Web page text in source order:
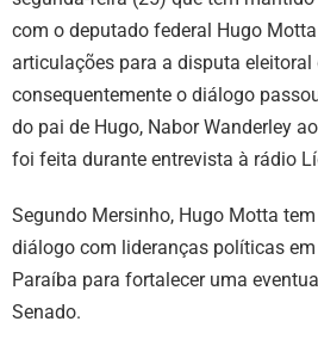
com o deputado federal Hugo
articulações para a disputa eleitoral
consequentemente o diálogo
do pai de Hugo, Nabor Wanderley
foi feita durante entrevista à rádio
Segundo Mersinho, Hugo Motta
diálogo com lideranças políticas
Paraíba para fortalecer uma
Senado.